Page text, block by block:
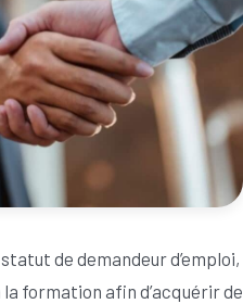
de demandeur d’emploi,
formation afin d’acquérir de